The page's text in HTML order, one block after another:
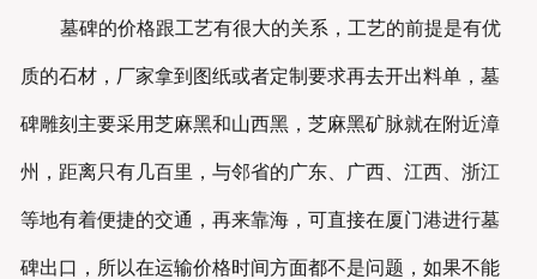
墓碑的价格跟工艺有很大的关系，工艺的前提是有优
质的石材，厂家拿到图纸或者定制要求再去开出料单，墓
碑雕刻主要采用芝麻黑和山西黑，芝麻黑矿脉就在附近漳
州，距离只有几百里，与邻省的广东、广西、江西、浙江
等地有着便捷的交通，再来靠海，可直接在厦门港进行墓
碑出口，所以在运输价格时间方面都不是问题，如果不能